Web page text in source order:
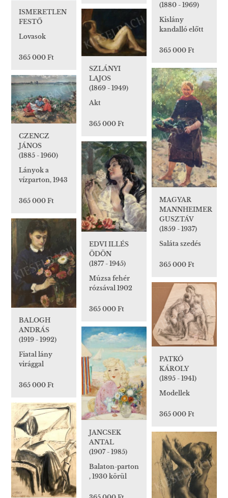
(1880 - 1969)
Kislány
kandalló előtt
365 000 Ft
ISMERETLEN
FESTŐ
Lovasok
365 000 Ft
SZLÁNYI
LAJOS
(1869 - 1949)
Akt
365 000 Ft
MAGYAR
MANNHEIMER
GUSZTÁV
(1859 - 1937)
Saláta szedés
365 000 Ft
CZENCZ
JÁNOS
(1885 - 1960)
Lányok a
vízparton, 1943
365 000 Ft
EDVI ILLÉS
ÖDÖN
(1877 - 1945)
Múzsa fehér
rózsával 1902
365 000 Ft
BALOGH
ANDRÁS
(1919 - 1992)
Fiatal lány
virággal
365 000 Ft
PATKÓ
KÁROLY
(1895 - 1941)
Modellek
365 000 Ft
JANCSEK
ANTAL
(1907 - 1985)
Balaton-parton
, 1930 körül